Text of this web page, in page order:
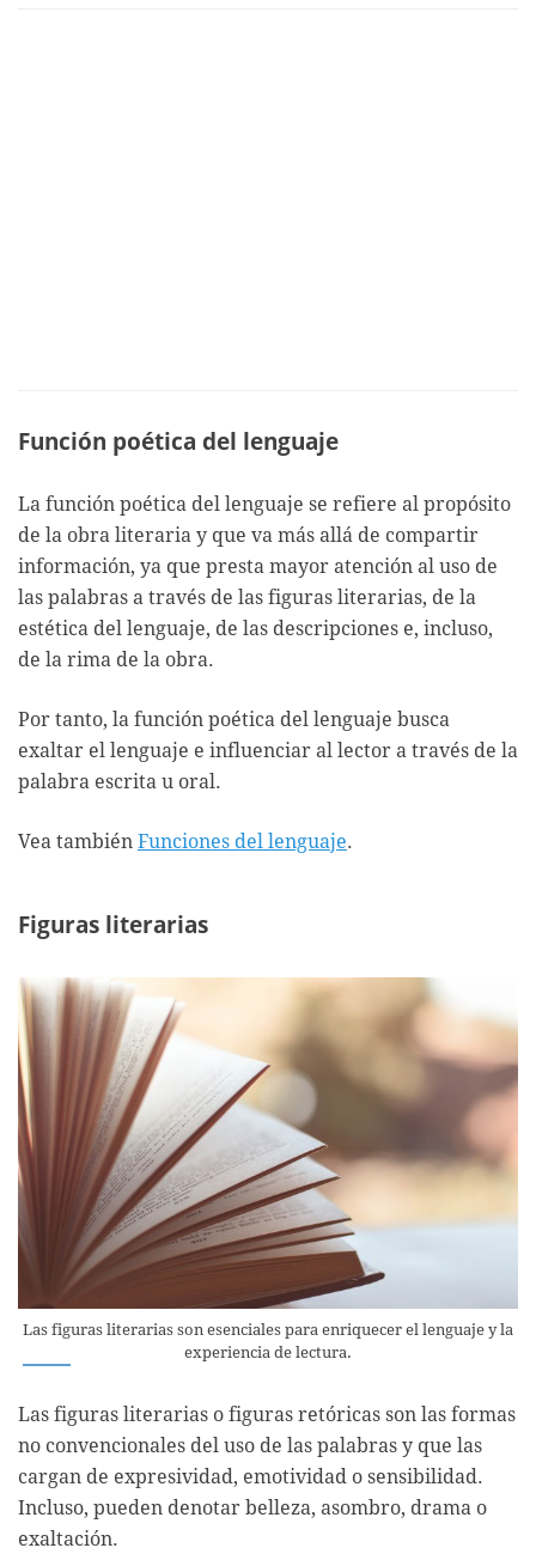
Función poética del lenguaje
La función poética del lenguaje se refiere al propósito
de la obra literaria y que va más allá de compartir
información, ya que presta mayor atención al uso de
las palabras a través de las figuras literarias, de la
estética del lenguaje, de las descripciones e, incluso,
de la rima de la obra.
Por tanto, la función poética del lenguaje busca
exaltar el lenguaje e influenciar al lector a través de la
palabra escrita u oral.
Vea también Funciones del lenguaje.
Figuras literarias
Las figuras literarias son esenciales para enriquecer el lenguaje y la
experiencia de lectura.
Las figuras literarias o figuras retóricas son las formas
no convencionales del uso de las palabras y que las
cargan de expresividad, emotividad o sensibilidad.
Incluso, pueden denotar belleza, asombro, drama o
exaltación.